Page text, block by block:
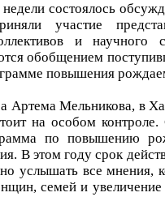
состоялось
участие
и научного
обобщением
повышения
Артема Мельникова, в
на особом контроле.
по повышению
В этом году срок
услышать все мнения,
семей и